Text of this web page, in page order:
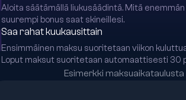
Aloita säätämällä liukusäädintä. Mitä
suurempi bonus saat skineillesi.
Saa rahat kuukausittain
Ensimmäinen maksu suoritetaan viikon
Loput maksut suoritetaan automaattisesti 30
Esimerkki maksuaikataulusta